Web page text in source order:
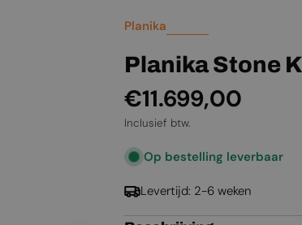
Planika
Planika Stone
Normale
prijs
€11.699,00
Inclusief btw.
Op bestelling leverbaar
Levertijd: 2-6 weken